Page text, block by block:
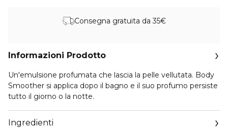
Consegna gratuita da 35€
Informazioni Prodotto
Un'emulsione profumata che lascia la pelle vellutata. Body
Smoother si applica dopo il bagno e il suo profumo persiste
tutto il giorno o la notte.
Ingredienti